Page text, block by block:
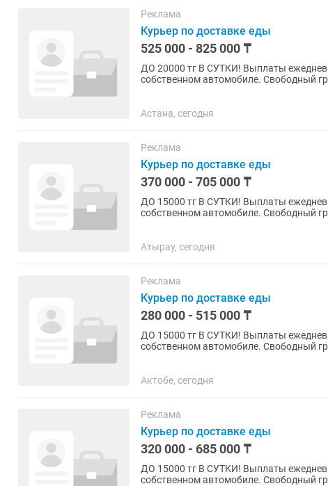
Реклама
Курьер по доставке еды
525 000 - 825 000 ₸
ДО 20000 тг В СУТКИ! Выплаты
собственном автомобиле. Свободный
Астана, сегодня
Реклама
Курьер по доставке еды
370 000 - 705 000 ₸
ДО 15000 тг В СУТКИ! Выплаты
собственном автомобиле. Свободный
Атырау, сегодня
Реклама
Курьер по доставке еды
280 000 - 515 000 ₸
ДО 15000 тг В СУТКИ! Выплаты
собственном автомобиле. Свободный
Актобе, сегодня
Реклама
Курьер по доставке еды
320 000 - 685 000 ₸
ДО 15000 тг В СУТКИ! Выплаты
собственном автомобиле. Свободный